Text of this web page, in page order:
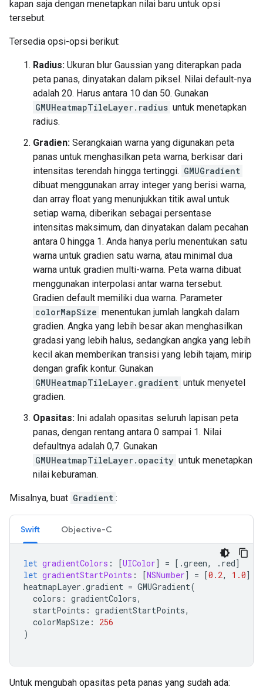
kapan saja dengan menetapkan nilai baru untuk opsi
tersebut.
Tersedia opsi-opsi berikut:
Radius: Ukuran blur Gaussian yang diterapkan pada
peta panas, dinyatakan dalam piksel. Nilai default-nya
adalah 20. Harus antara 10 dan 50. Gunakan
GMUHeatmapTileLayer.radius untuk menetapkan
radius.
Gradien: Serangkaian warna yang digunakan peta
panas untuk menghasilkan peta warna, berkisar dari
intensitas terendah hingga tertinggi. GMUGradient
dibuat menggunakan array integer yang berisi warna,
dan array float yang menunjukkan titik awal untuk
setiap warna, diberikan sebagai persentase
intensitas maksimum, dan dinyatakan dalam pecahan
antara 0 hingga 1. Anda hanya perlu menentukan satu
warna untuk gradien satu warna, atau minimal dua
warna untuk gradien multi-warna. Peta warna dibuat
menggunakan interpolasi antar warna tersebut.
Gradien default memiliki dua warna. Parameter
colorMapSize menentukan jumlah langkah dalam
gradien. Angka yang lebih besar akan menghasilkan
gradasi yang lebih halus, sedangkan angka yang lebih
kecil akan memberikan transisi yang lebih tajam, mirip
dengan grafik kontur. Gunakan
GMUHeatmapTileLayer.gradient untuk menyetel
gradien.
Opasitas: Ini adalah opasitas seluruh lapisan peta
panas, dengan rentang antara 0 sampai 1. Nilai
defaultnya adalah 0,7. Gunakan
GMUHeatmapTileLayer.opacity untuk menetapkan
nilai keburaman.
Misalnya, buat Gradient :
Swift Objective-C
let gradientColors : [UIColor] = [.green, . red]
let gradientStartPoints : [NSNumber] = [0.2, 1.0]
heatmapLayer .gradient = GMUGradient(
colors : gradientColors,
startPoints : gradientStartPoints,
colorMapSize :
256
)
Untuk mengubah opasitas peta panas yang sudah ada: